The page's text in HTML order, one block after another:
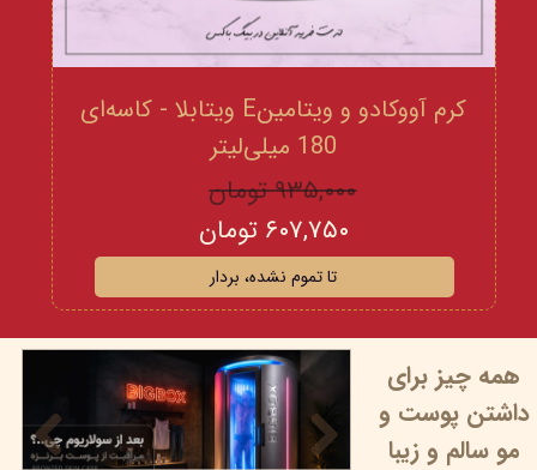
کرم آووکادو و ویتامینE ویتابلا - کاسه‌ای
180 میلی‌لیتر
۹۳۵,۰۰۰ تومان
۶۰۷,۷۵۰ تومان
تا تموم نشده، بردار
همه چیز برای
داشتن پوست و
مو سالم و زیبا